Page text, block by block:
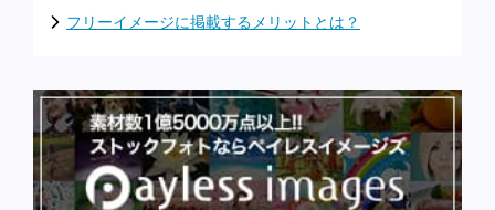
フリーイメージに掲載するメリットとは？